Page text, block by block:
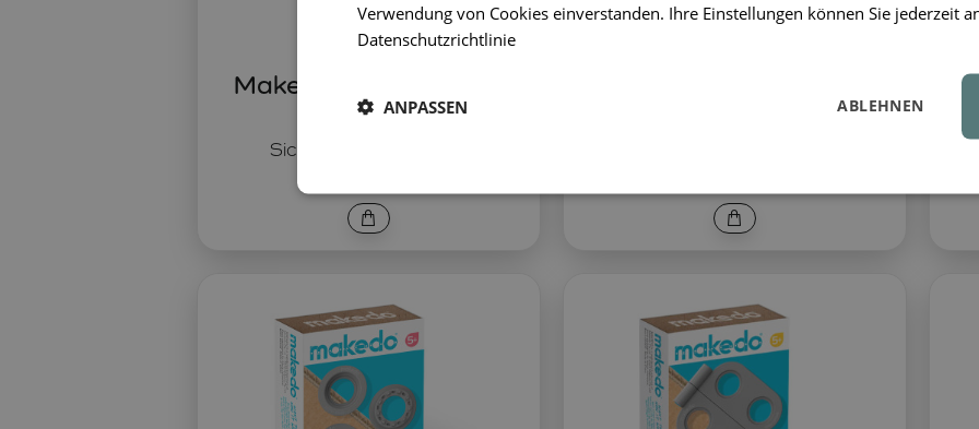
Sicheres Kartonsägen
Makedo Sichere Säge
Safe-Saw
Verwendung von Cookies einverstanden. Ihre Einstellungen können Sie jederzeit
Datenschutzrichtlinie
ABLEHNEN
ANPASSEN